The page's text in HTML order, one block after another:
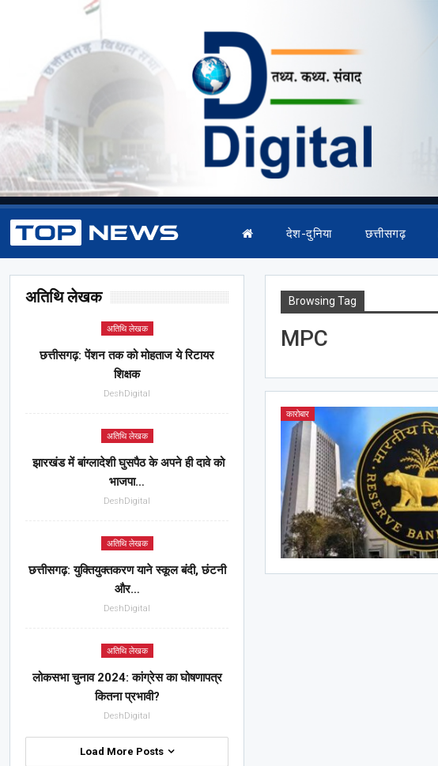
देश-दुनिया छत्तीसगढ़
Browsing Tag
MPC
कारोबार
अतिथि लेखक
अतिथि लेखक
छत्तीसगढ़: पेंशन तक को मोहताज ये रिटायर
शिक्षक
DeshDigital
अतिथि लेखक
झारखंड में बांग्लादेशी घुसपैठ के अपने ही दावे को
भाजपा…
DeshDigital
अतिथि लेखक
छत्तीसगढ़: युक्तियुक्तकरण याने स्कूल बंदी, छंटनी
और…
DeshDigital
अतिथि लेखक
लोकसभा चुनाव 2024: कांग्रेस का घोषणापत्र
कितना प्रभावी?
DeshDigital
Load More Posts